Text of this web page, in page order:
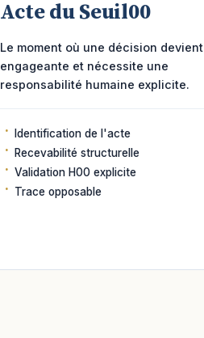
Acte du Seuil00
Le moment où une décision devient
engageante et nécessite une
responsabilité humaine explicite.
Identification de l'acte
Recevabilité structurelle
Validation H00 explicite
Trace opposable